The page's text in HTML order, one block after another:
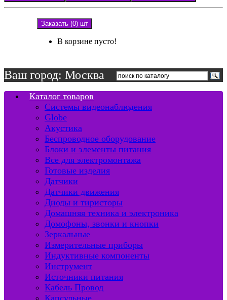
Заказать (0) шт
В корзине пусто!
Ваш город: Москва
Каталог товаров
Системы видеонаблюдения
Globe
Акустика
Беспроводное оборудование
Блоки и элементы питания
Все для электромонтажа
Готовые изделия
Датчики
Датчики движения
Диоды и тиристоры
Домашняя техника и электроника
Домофоны, звонки и кнопки
Зеркальные
Измерительные приборы
Индуктивные компоненты
Инструмент
Источники питания
Кабель Провод
Капсульные